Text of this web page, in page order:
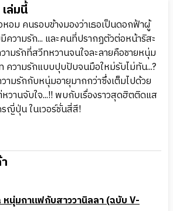
ล่มนี้
อม คนรอบข้างมองว่าเธอเป็นดอกฟ้าผู้
ความรัก... และคนที่ปรากฏตัวต่อหน้าริสะ
ามรักที่สวีทหวานจนใจละลายคือชายหนุ่ม
วามรักแบบปุบปับจนมือใหม่รับไม่ทัน...?
ามรักกับหนุ่มอายุมากกว่าซึ่งเต็มไปด้วย
วานจับใจ...!! พบกับเรื่องราวสุดฮิตติดแส
ญี่ปุ่น ในเวอร์ชั่นสี่สี!
นุ่มกาแฟกับสาววานิลลา (ฉบับ V-